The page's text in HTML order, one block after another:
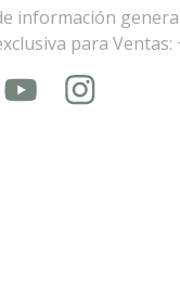
información
para Ventas: